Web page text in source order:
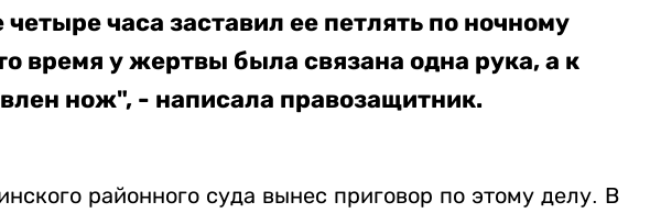
четыре часа заставил ее петлять по ночному
время у жертвы была связана одна рука, а к
нож", - написала правозащитник.
районного суда вынес приговор по этому делу. В